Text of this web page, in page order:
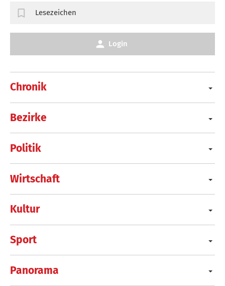
Chronik
Bezirke
Politik
Wirtschaft
Kultur
Sport
Panorama
Lesezeichen
Login